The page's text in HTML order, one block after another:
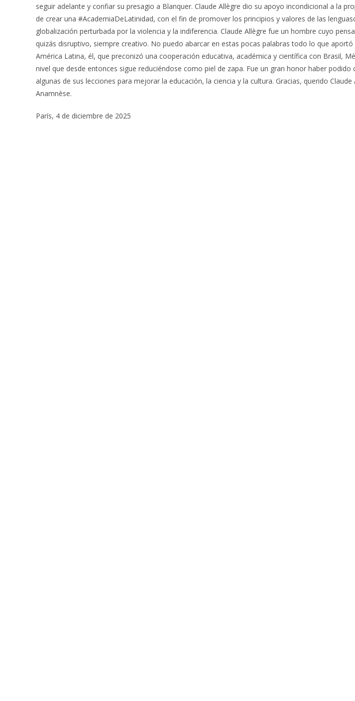
seguir adelante y confiar su presagio a Blanquer. Claude Allègre dio su apoyo incondicional a la
de crear una #AcademiaDeLatinidad, con el fin de promover los principios y valores de las
globalización perturbada por la violencia y la indiferencia. Claude Allègre fue un hombre cuyo
quizás disruptivo, siempre creativo. No puedo abarcar en estas pocas palabras todo lo que aportó
América Latina, él, que preconizó una cooperación educativa, académica y científica con Brasil,
nivel que desde entonces sigue reduciéndose como piel de zapa. Fue un gran honor haber
algunas de sus lecciones para mejorar la educación, la ciencia y la cultura. Gracias, querido Claude
Anamnèse.
París, 4 de diciembre de 2025